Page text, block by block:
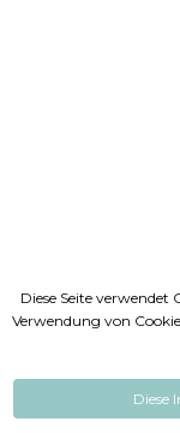
Diese Seite verwendet
Verwendung von
Diese